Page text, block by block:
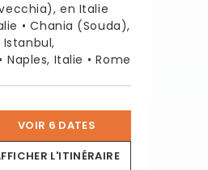
en Italie
Chania (Souda),
Istanbul,
Naples, Italie
Rome
VOIR 6 DATES
L'ITINÉRAIRE